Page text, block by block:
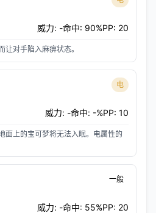
威力: -命中: 90%PP: 20
让对手陷入麻痹状态。
电
威力: -命中: -%PP: 10
面上的宝可梦将无法入眠。电属性的
一般
威力: -命中: 55%PP: 20